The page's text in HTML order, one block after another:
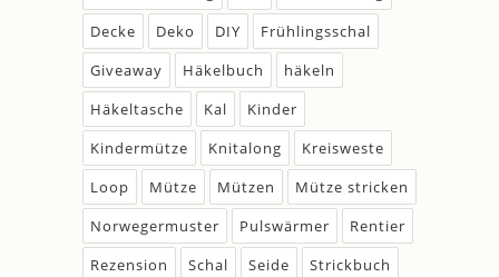
Decke
Deko DIY
Frühlingsschal
Giveaway
Häkelbuch
häkeln
Häkeltasche
Kal
Kinder
Kindermütze
Knitalong
Kreisweste
Loop
Mütze Mützen
Mütze stricken
Norwegermuster
Pulswärmer
Rentier
Rezension
Schal Seide
Strickbuch